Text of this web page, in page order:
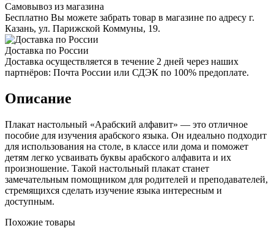
Самовывоз из магазина
Бесплатно Вы можете забрать товар в магазине по адресу г.
Казань, ул. Парижской Коммуны, 19.
Доставка по России
Доставка осуществляется в течение 2 дней через наших
партнёров: Почта России или СДЭК по 100% предоплате.
Описание
Плакат настольный «Арабский алфавит» — это отличное
пособие для изучения арабского языка. Он идеально подходит
для использования на столе, в классе или дома и поможет
детям легко усваивать буквы арабского алфавита и их
произношение. Такой настольный плакат станет
замечательным помощником для родителей и преподавателей,
стремящихся сделать изучение языка интересным и
доступным.
Похожие товары